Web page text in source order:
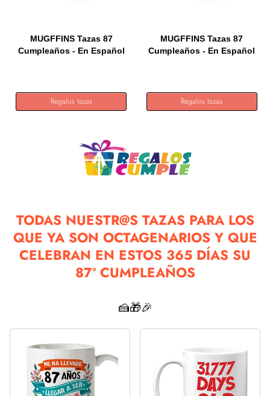
MUGFFINS Tazas 87
Cumpleaños - En Español
Regalos tazas
MUGFFINS Tazas 87
Cumpleaños - En Español
Regalos tazas
TODAS NUESTR@S TAZAS PARA LOS
QUE YA SON OCTAGENARIOS Y QUE
CELEBRAN EN ESTOS 365 DÍAS SU
87º CUMPLEAÑOS
🍰🎁🎉